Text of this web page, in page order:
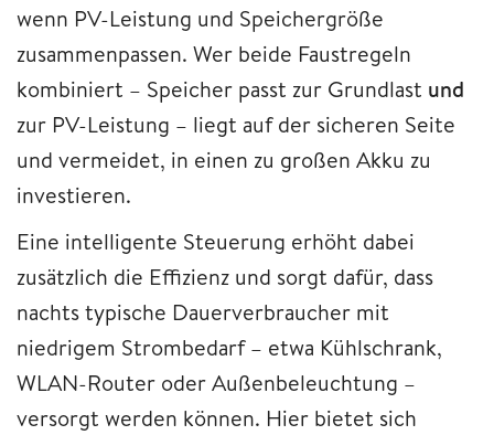
wenn PV-Leistung und Speichergröße
zusammenpassen. Wer beide Faustregeln
kombiniert – Speicher passt zur Grundlast und
zur PV-Leistung – liegt auf der sicheren Seite
und vermeidet, in einen zu großen Akku zu
investieren.
Eine intelligente Steuerung erhöht dabei
zusätzlich die Effizienz und sorgt dafür, dass
nachts typische Dauerverbraucher mit
niedrigem Strombedarf – etwa Kühlschrank,
WLAN-Router oder Außenbeleuchtung –
versorgt werden können. Hier bietet sich